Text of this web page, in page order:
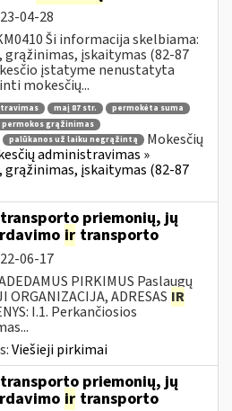
04-28
Ši informacija skelbiama:
grąžinimas, įskaitymas (82-87
įstatyme nenustatyta
mokesčių...
maį 87 str.
permokėta suma
permokos grąžinimas
palūkanos už laiku negrąžintą
Mokesčių
administravimas »
grąžinimas, įskaitymas (82-87
priemonių, jų
ir transporto
06-17
PIRKIMUS Paslaugų
ADRESAS IR
I.1. Perkančiosios
Viešieji pirkimai
priemonių, jų
ir transporto